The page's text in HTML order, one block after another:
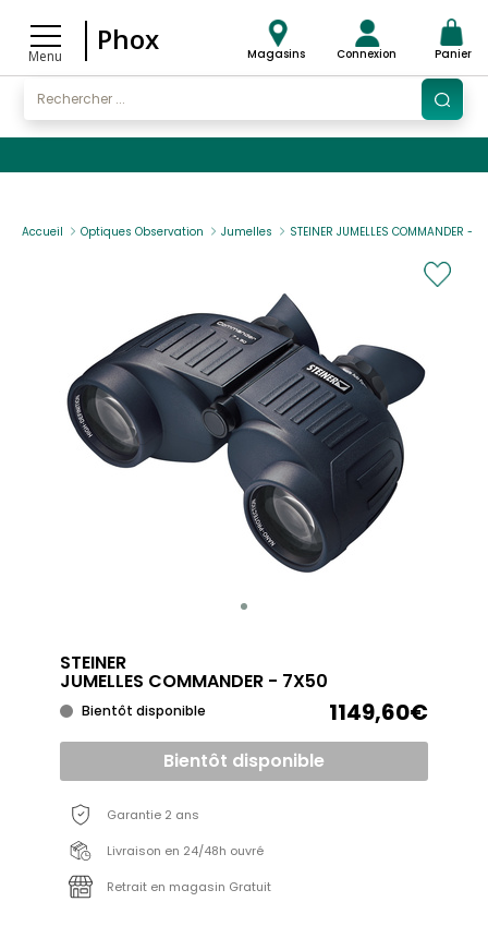
Menu
Phox Magasins Connexion Panier
Accueil Optiques Observation Jumelles STEINER JUMELLES COMMANDER -
STEINER
JUMELLES COMMANDER - 7X50
Bientôt disponible 1149,60€
Bientôt disponible
Garantie 2 ans
Livraison en 24/48h ouvré
Retrait en magasin Gratuit